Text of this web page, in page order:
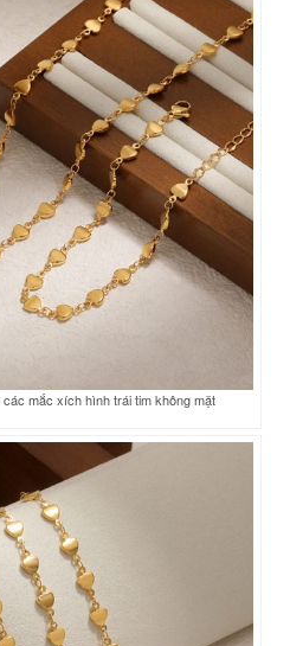
mắc xích hình trái tim không mặt